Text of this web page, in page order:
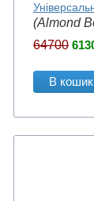
(Almond
64700
В кошик